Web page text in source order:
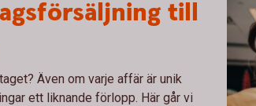
till
Även om varje affär är unik
ett liknande förlopp. Här går vi